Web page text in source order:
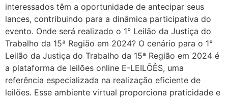
interessados têm a oportunidade de antecipar seus
lances, contribuindo para a dinâmica participativa do
evento. Onde será realizado o 1° Leilão da Justiça do
Trabalho da 15ª Região em 2024? O cenário para o 1°
Leilão da Justiça do Trabalho da 15ª Região em 2024 é
a plataforma de leilões online E-LEILÕÊS, uma
referência especializada na realização eficiente de
leilões. Esse ambiente virtual proporciona praticidade e